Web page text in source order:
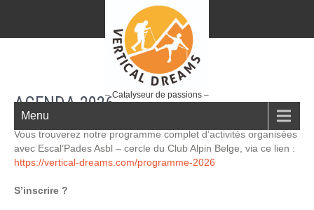
– Catalyseur de passions –
Menu
AGENDA 2026
Vous trouverez notre programme complet d’activités organisées
avec Escal’Pades Asbl – cercle du Club Alpin Belge, via ce lien :
https://vertical-dreams.com/programme-2026
S’inscrire ?